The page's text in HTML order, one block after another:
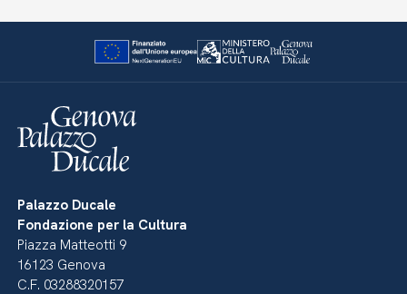
Palazzo Ducale
Fondazione per la Cultura
Piazza Matteotti 9
16123 Genova
C.F. 03288320157